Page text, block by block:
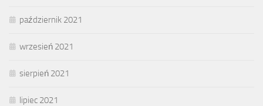
październik 2021
wrzesień 2021
sierpień 2021
lipiec 2021